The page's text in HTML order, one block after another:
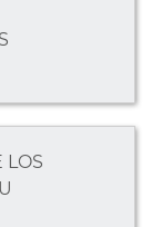
LOS